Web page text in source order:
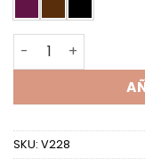
REMERON MC TUL
SKU: V228